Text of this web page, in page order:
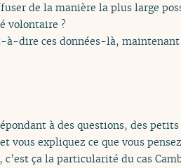
de la manière la plus large
volontaire ?
à-dire ces données-là, maintenant
à des questions, des
vous expliquez ce que vous pensez
ça la particularité du cas